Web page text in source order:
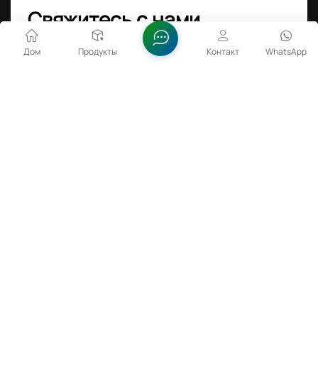
Свяжитесь с нами
Продолжайте читать, оставайтесь в курсе
Дом Продукты WhatsApp
Контакт